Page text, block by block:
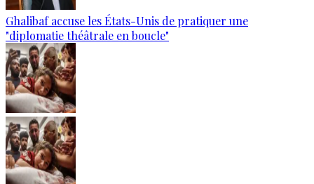
Ghalibaf accuse les États-Unis de pratiquer une
"diplomatie théâtrale en boucle"